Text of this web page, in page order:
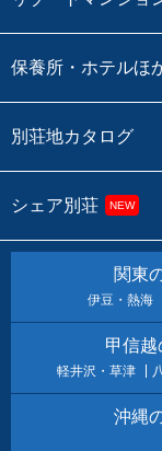
保養所・ホテルほ
別荘地カタログ
シェア別荘 NEW
関東
伊豆・熱海
甲信
軽井沢・草津
沖縄